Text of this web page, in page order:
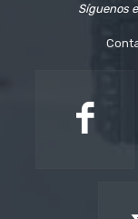
Síguenos